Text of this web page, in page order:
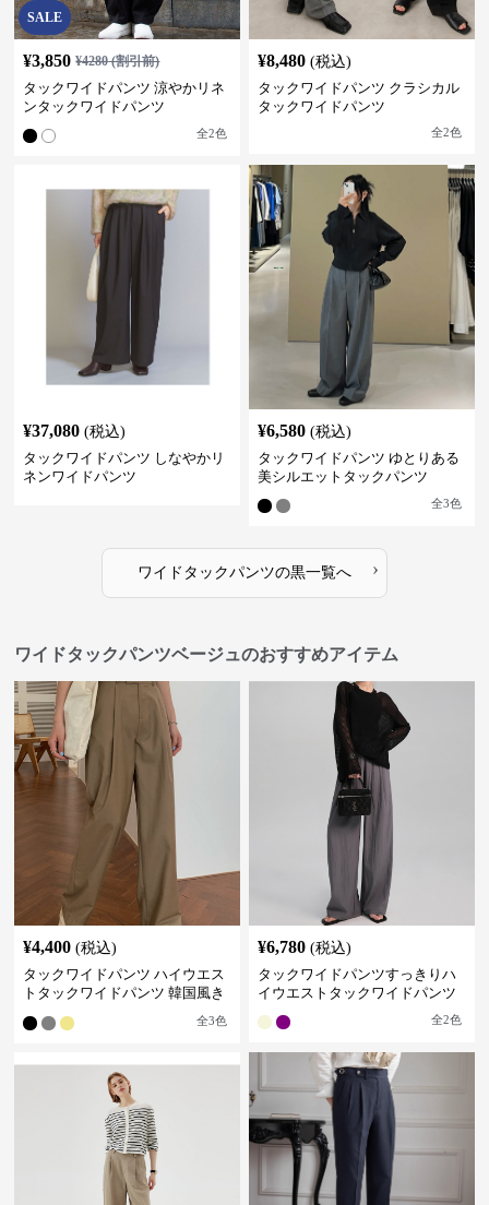
SALE
¥3,850 ¥4280(割引前)
タックワイドパンツ 涼やかリネ
ンタックワイドパンツ
全2色
¥8,480 (税込)
タックワイドパンツ クラシカル
タックワイドパンツ
全2色
¥37,080 (税込)
タックワイドパンツ しなやかリ
ネンワイドパンツ
¥6,580 (税込)
タックワイドパンツ ゆとりある
美シルエットタックパンツ
全3色
ワイドタックパンツの黒一覧へ ›
ワイドタックパンツベージュのおすすめアイテム
¥4,400 (税込)
タックワイドパンツ ハイウエス
トタックワイドパンツ 韓国風き
全3色
¥6,780 (税込)
タックワイドパンツすっきりハ
イウエストタックワイドパンツ
全2色